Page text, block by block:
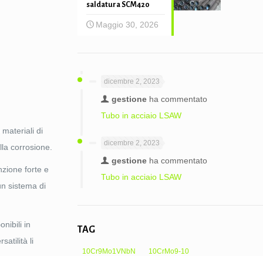
materiali di
corrosione.
forte e
sistema di
in
li
saldatura SCM420
Maggio 30, 2026
dicembre 2, 2023
gestioneha commentato
Tubo in acciaio LSAW
dicembre 2, 2023
gestioneha commentato
Tubo in acciaio LSAW
TAG
10Cr9Mo1VNbN 10CrMo9-10